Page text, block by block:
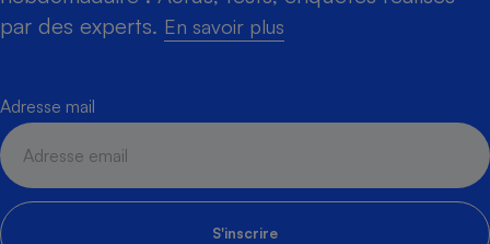
par des experts. En savoir plus
Adresse mail
S'inscrire